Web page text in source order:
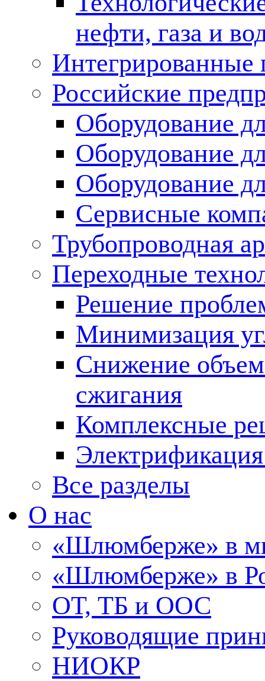
нефти, газа и
Российские
Оборудование
Оборудование
Оборудование
Сервисные
Трубопроводная
Переходные
Решение
Минимизация
Снижение
сжигания
Комплексные
Все разделы
О нас
«Шлюмберже» в
«Шлюмберже» в
ОТ, ТБ и ООС
Руководящие
НИОКР